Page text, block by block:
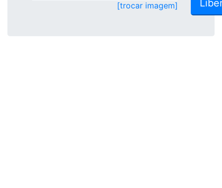
[trocar imagem]